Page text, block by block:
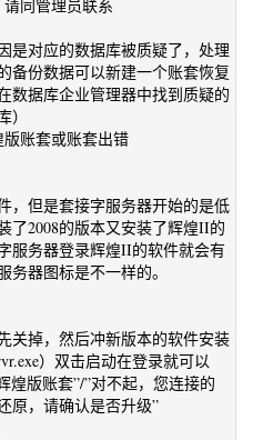
同管理员联系
是对应的数据库被质疑了，处理
备份数据可以新建一个账套恢复
数据库企业管理器中找到质疑的
账套或账套出错
，但是套接字服务器开始的是低
了2008的版本又安装了辉煌II的
服务器登录辉煌II的软件就会有
器图标是不一样的。
关掉，然后冲新版本的软件安装
）双击启动在登录就可以
煌版账套”/”对不起，您连接的
原，请确认是否升级”